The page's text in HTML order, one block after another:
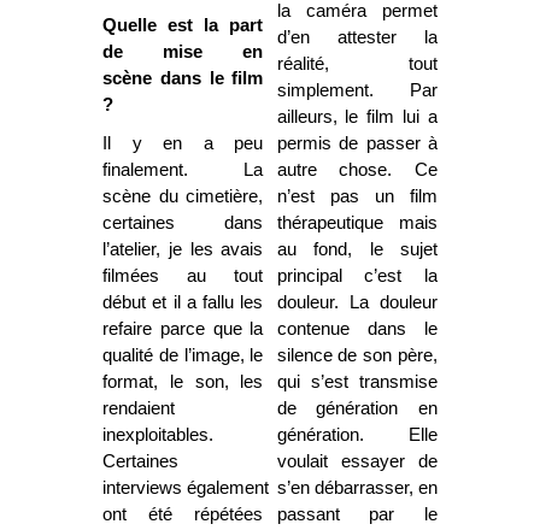
Quelle est la part
de mise en
scène dans le film
?
Il y en a peu
finalement. La
scène du cimetière,
certaines dans
l’atelier, je les avais
filmées au tout
début et il a fallu les
refaire parce que la
qualité de l’image, le
format, le son, les
rendaient
inexploitables.
Certaines
interviews également
ont été répétées
la caméra permet
d’en attester la
réalité, tout
simplement.
Par
ailleurs, le film lui a
permis de passer à
autre chose. Ce
n’est pas un film
thérapeutique mais
au fond, le sujet
principal c’est la
douleur. La douleur
contenue dans le
silence de son père,
qui s’est transmise
de génération en
génération. Elle
voulait essayer de
s’en débarrasser, en
passant par le